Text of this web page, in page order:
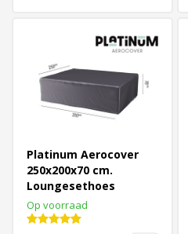
Platinum Aerocover
250x200x70 cm.
Loungesethoes
Op voorraad